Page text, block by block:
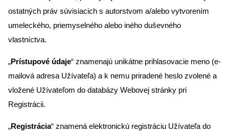
ostatných práv súvisiacich s autorstvom a/alebo vytvorením
umeleckého, priemyselného alebo iného duševného
vlastníctva.
„Prístupové údaje“ znamenajú unikátne prihlasovacie meno (e-
mailová adresa Užívateľa) a k nemu priradené heslo zvolené a
vložené Užívateľom do databázy Webovej stránky pri
Registrácii.
„Registrácia“ znamená elektronickú registráciu Užívateľa do